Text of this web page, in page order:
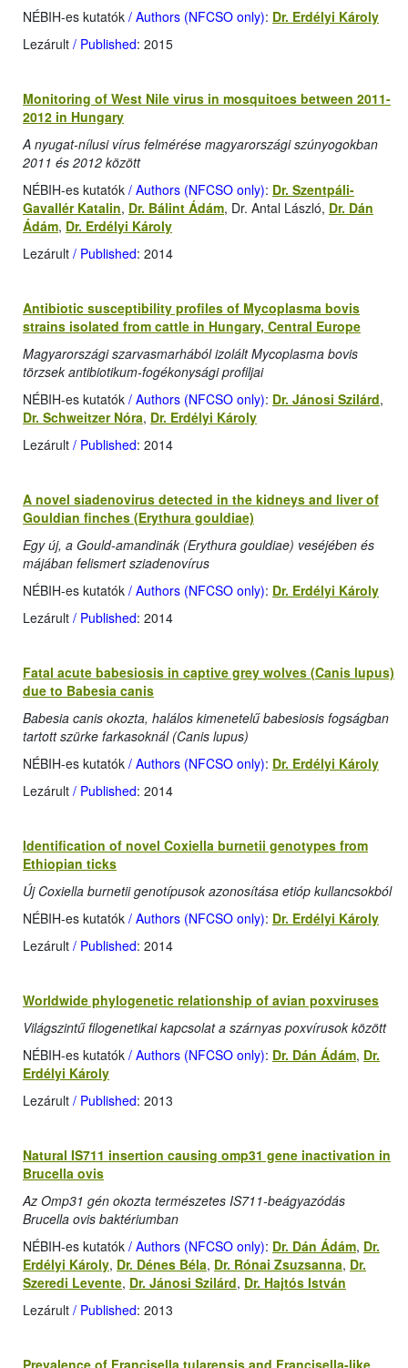
NÉBIH-es kutatók / Authors (NFCSO only): Dr. Erdélyi Károly
Lezárult / Published: 2015
Monitoring of West Nile virus in mosquitoes between 2011-
2012 in Hungary
A nyugat-nílusi vírus felmérése magyarországi szúnyogokban
2011 és 2012 között
NÉBIH-es kutatók / Authors (NFCSO only): Dr. Szentpáli-
Gavallér Katalin, Dr. Bálint Ádám, Dr. Antal László, Dr. Dán
Ádám, Dr. Erdélyi Károly
Lezárult / Published: 2014
Antibiotic susceptibility profiles of Mycoplasma bovis
strains isolated from cattle in Hungary, Central Europe
Magyarországi szarvasmarhából izolált Mycoplasma bovis
törzsek antibiotikum-fogékonysági profiljai
NÉBIH-es kutatók / Authors (NFCSO only): Dr. Jánosi Szilárd,
Dr. Schweitzer Nóra, Dr. Erdélyi Károly
Lezárult / Published: 2014
A novel siadenovirus detected in the kidneys and liver of
Gouldian finches (Erythura gouldiae)
Egy új, a Gould-amandinák (Erythura gouldiae) veséjében és
májában felismert sziadenovírus
NÉBIH-es kutatók / Authors (NFCSO only): Dr. Erdélyi Károly
Lezárult / Published: 2014
Fatal acute babesiosis in captive grey wolves (Canis lupus)
due to Babesia canis
Babesia canis okozta, halálos kimenetelű babesiosis fogságban
tartott szürke farkasoknál (Canis lupus)
NÉBIH-es kutatók / Authors (NFCSO only): Dr. Erdélyi Károly
Lezárult / Published: 2014
Identification of novel Coxiella burnetii genotypes from
Ethiopian ticks
Új Coxiella burnetii genotípusok azonosítása etióp kullancsokból
NÉBIH-es kutatók / Authors (NFCSO only): Dr. Erdélyi Károly
Lezárult / Published: 2014
Worldwide phylogenetic relationship of avian poxviruses
Világszintű filogenetikai kapcsolat a szárnyas poxvírusok között
NÉBIH-es kutatók / Authors (NFCSO only): Dr. Dán Ádám, Dr.
Erdélyi Károly
Lezárult / Published: 2013
Natural IS711 insertion causing omp31 gene inactivation in
Brucella ovis
Az Omp31 gén okozta természetes IS711-beágyazódás
Brucella ovis baktériumban
NÉBIH-es kutatók / Authors (NFCSO only): Dr. Dán Ádám, Dr.
Erdélyi Károly, Dr. Dénes Béla, Dr. Rónai Zsuzsanna, Dr.
Szeredi Levente, Dr. Jánosi Szilárd, Dr. Hajtós István
Lezárult / Published: 2013